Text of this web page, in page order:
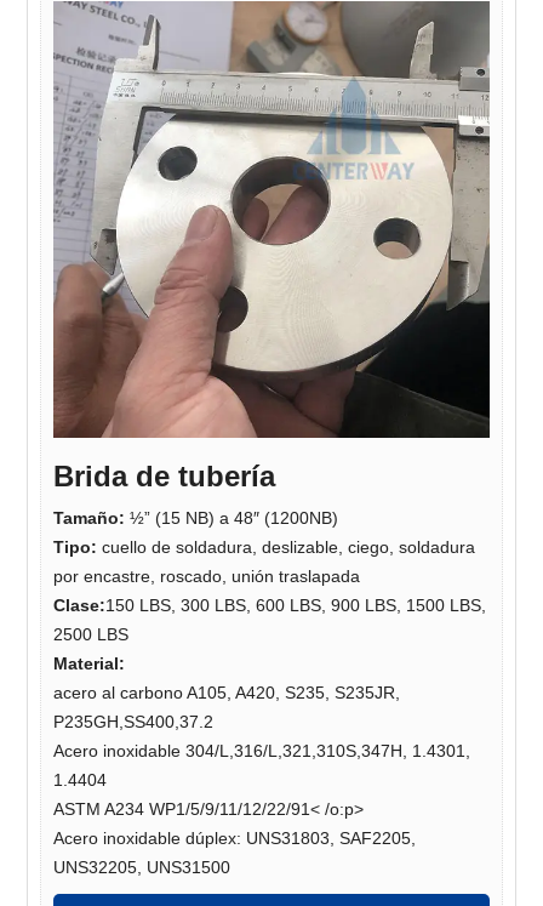
Brida de tubería
Tamaño:½” (15 NB) a 48″ (1200NB)
Tipo:cuello de soldadura, deslizable, ciego, soldadura
por encastre, roscado, unión traslapada
Clase:150 LBS, 300 LBS, 600 LBS, 900 LBS, 1500 LBS,
2500 LBS
Material:
acero al carbono A105, A420, S235, S235JR,
P235GH,SS400,37.2
Acero inoxidable 304/L,316/L,321,310S,347H, 1.4301,
1.4404
ASTM A234 WP1/5/9/11/12/22/91< /o:p>
Acero inoxidable dúplex: UNS31803, SAF2205,
UNS32205, UNS31500